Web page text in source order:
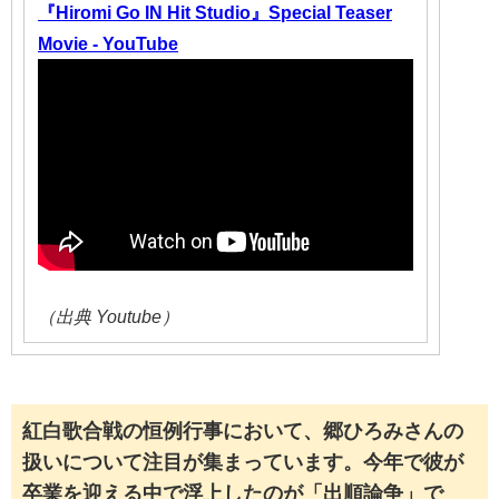
『Hiromi Go IN Hit Studio』Special Teaser
Movie - YouTube
（出典 Youtube）
紅白歌合戦の恒例行事において、郷ひろみさんの
扱いについて注目が集まっています。今年で彼が
卒業を迎える中で浮上したのが「出順論争」で